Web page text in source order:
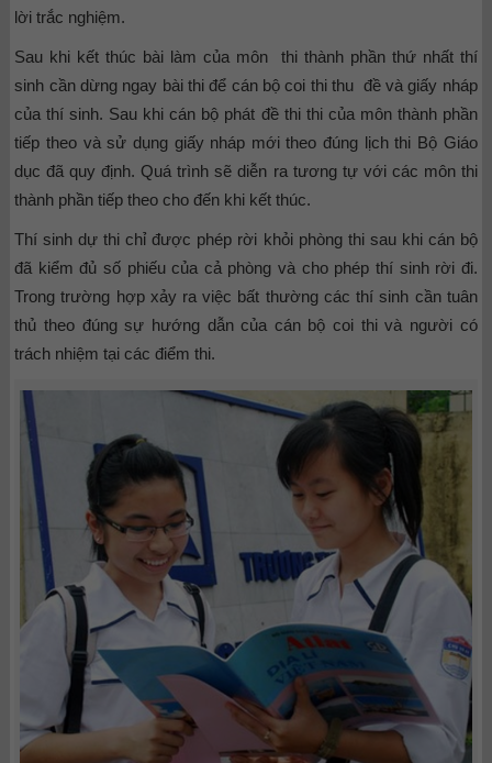
lời trắc nghiệm.
Sau khi kết thúc bài làm của môn thi thành phần thứ nhất thí
sinh cần dừng ngay bài thi để cán bộ coi thi thu đề và giấy nháp
của thí sinh. Sau khi cán bộ phát đề thi thi của môn thành phần
tiếp theo và sử dụng giấy nháp mới theo đúng lịch thi Bộ Giáo
dục đã quy định. Quá trình sẽ diễn ra tương tự với các môn thi
thành phần tiếp theo cho đến khi kết thúc.
Thí sinh dự thi chỉ được phép rời khỏi phòng thi sau khi cán bộ
đã kiểm đủ số phiếu của cả phòng và cho phép thí sinh rời đi.
Trong trường hợp xảy ra việc bất thường các thí sinh cần tuân
thủ theo đúng sự hướng dẫn của cán bộ coi thi và người có
trách nhiệm tại các điểm thi.